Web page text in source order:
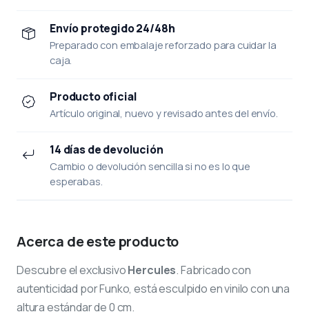
Envío protegido 24/48h
Preparado con embalaje reforzado para cuidar la
caja.
Producto oficial
Artículo original, nuevo y revisado antes del envío.
14 días de devolución
Cambio o devolución sencilla si no es lo que
esperabas.
Acerca de este producto
Descubre el exclusivoHercules. Fabricado con
autenticidad por Funko, está esculpido en vinilo con una
altura estándar de 0 cm.